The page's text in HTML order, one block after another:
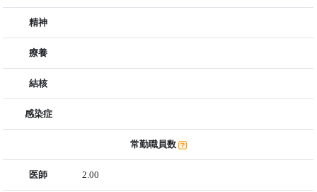
精神
療養
結核
感染症
常勤職員数
医師 2.00